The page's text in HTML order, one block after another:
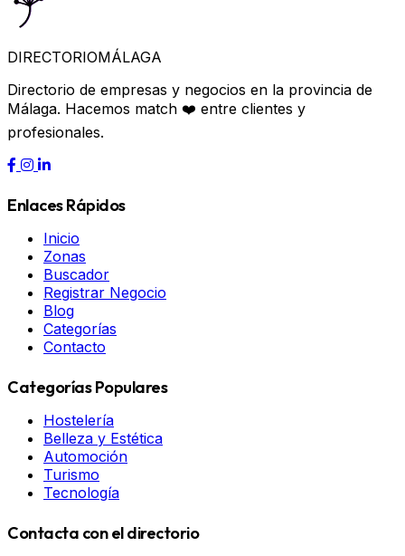
DIRECTORIOMÁLAGA
Directorio de empresas y negocios en la provincia de
Málaga. Hacemos match ❤️ entre clientes y
profesionales.
Enlaces Rápidos
Inicio
Zonas
Buscador
Registrar Negocio
Blog
Categorías
Contacto
Categorías Populares
Hostelería
Belleza y Estética
Automoción
Turismo
Tecnología
Contacta con el directorio